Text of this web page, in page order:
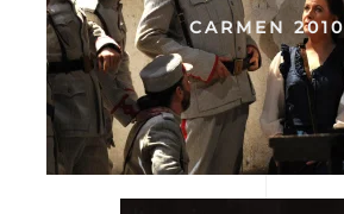
CARMEN 2010